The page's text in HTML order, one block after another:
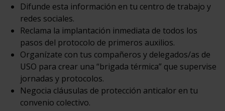
Difunde esta información en tu centro de trabajo y
redes sociales.
Reclama la implantación inmediata de todos los
pasos del protocolo de primeros auxilios.
Organízate con tus compañeros y delegados/as de
USO para crear una “brigada térmica” que supervise
jornadas y protocolos.
Negocia cláusulas de protección anticalor en tu
convenio colectivo.